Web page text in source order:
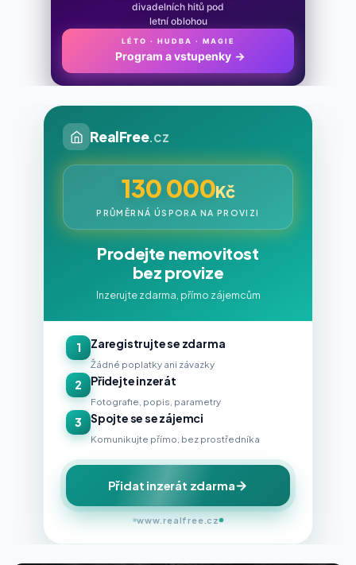
divadelních hitů pod
letní oblohou
LÉTO · HUDBA · MAGIE
Program a vstupenky →
RealFree.cz
130 000Kč
PRŮMĚRNÁ ÚSPORA NA PROVIZI
Prodejte nemovitost
bez provize
Inzerujte zdarma, přímo zájemcům
1 Zaregistrujte se zdarma
Žádné poplatky ani závazky
2 Přidejte inzerát
Fotografie, popis, parametry
3 Spojte se se zájemci
Komunikujte přímo, bez prostředníka
Přidat inzerát zdarma
www.realfree.cz